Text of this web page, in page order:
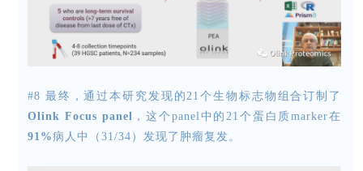
#8 最终，通过本研究发现的21个生物标志物组合订制了
Olink Focus panel ，这个panel中的21个蛋白质marker在
91%病人中（31/34）发现了肿瘤复发。